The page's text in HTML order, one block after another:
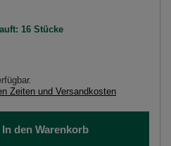
Zeiten und Versandkosten
16 Stücke
In den Warenkorb